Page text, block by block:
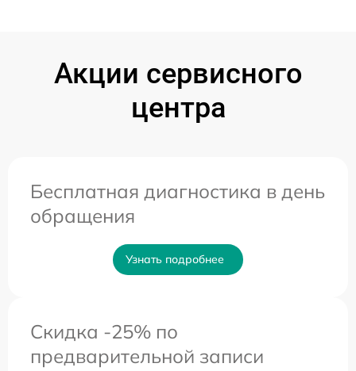
Акции сервисного
центра
Бесплатная диагностика в день
обращения
Узнать подробнее
Скидка -25% по
предварительной записи